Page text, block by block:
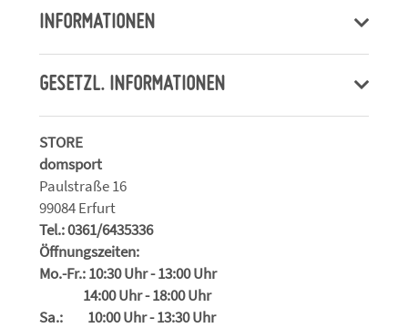
INFORMATIONEN
GESETZL. INFORMATIONEN
STORE
domsport
Paulstraße 16
99084 Erfurt
Tel.: 0361/6435336
Öffnungszeiten:
Mo.-Fr.: 10:30 Uhr - 13:00 Uhr
14:00 Uhr - 18:00 Uhr
Sa.: 10:00 Uhr - 13:30 Uhr